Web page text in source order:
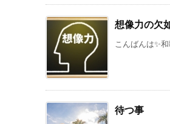
想像力の欠
こんばんは✨
待つ事